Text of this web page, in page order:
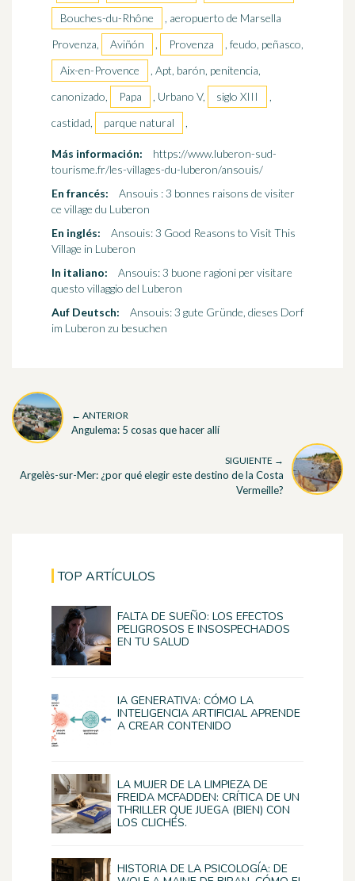
Bouches-du-Rhône
, aeropuerto de Marsella
Provenza,
Aviñón , Provenza
, feudo, peñasco,
Aix-en-Provence
, Apt, barón, penitencia,
canonizado,
Papa , Urbano V, siglo XIII
,
castidad,
parque natural ,
Más información:
https://www.luberon-sud-
tourisme.fr/les-villages-du-luberon/ansouis/
En francés:
Ansouis : 3 bonnes raisons de visiter
ce village du Luberon
En inglés:
Ansouis: 3 Good Reasons to Visit This
Village in Luberon
In italiano:
Ansouis: 3 buone ragioni per visitare
questo villaggio del Luberon
Auf Deutsch:
Ansouis: 3 gute Gründe, dieses Dorf
im Luberon zu besuchen
← ANTERIOR
Angulema: 5 cosas que hacer allí
SIGUIENTE →
Argelès-sur-Mer: ¿por qué elegir este destino de la Costa
Vermeille?
TOP ARTÍCULOS
FALTA DE SUEÑO: LOS EFECTOS
PELIGROSOS E INSOSPECHADOS
EN TU SALUD
IA GENERATIVA: CÓMO LA
INTELIGENCIA ARTIFICIAL APRENDE
A CREAR CONTENIDO
LA MUJER DE LA LIMPIEZA DE
FREIDA MCFADDEN: CRÍTICA DE UN
THRILLER QUE JUEGA (BIEN) CON
LOS CLICHÉS.
HISTORIA DE LA PSICOLOGÍA: DE